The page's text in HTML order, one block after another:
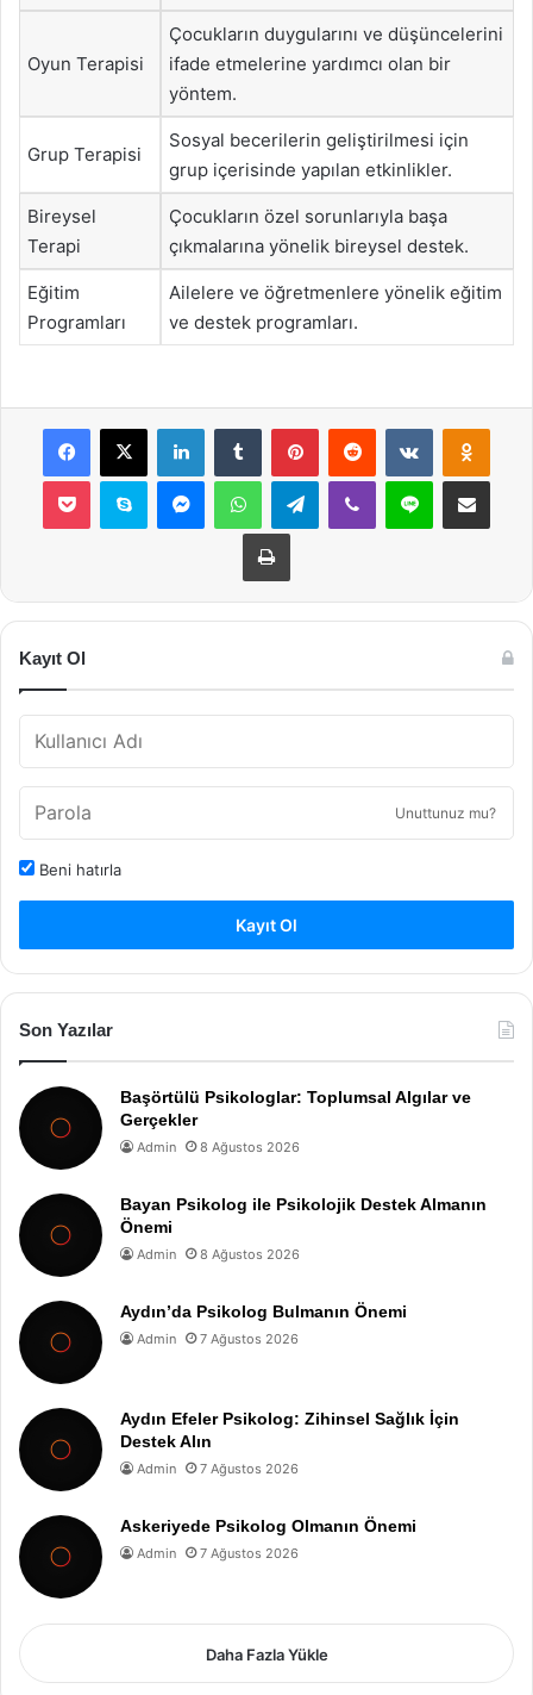
Oyun Terapisi
Çocukların duygularını ve düşüncelerini
ifade etmelerine yardımcı olan bir
yöntem.
Grup Terapisi
Sosyal becerilerin geliştirilmesi için
grup içerisinde yapılan etkinlikler.
Bireysel
Terapi
Çocukların özel sorunlarıyla başa
çıkmalarına yönelik bireysel destek.
Eğitim
Programları
Ailelere ve öğretmenlere yönelik eğitim
ve destek programları.
Facebook
X LinkedInTumblr PinterestReddit VKontakte
Pocket Skype MessengerWhatsAppTelegramViber Line E-Posta ile
Yazdır
Kayıt Ol
Unuttunuz mu?
Beni hatırla
Kayıt Ol
Son Yazılar
Başörtülü Psikologlar: Toplumsal Algılar ve
Gerçekler
Admin 8 Ağustos 2026
Bayan Psikolog ile Psikolojik Destek Almanın
Önemi
Admin 8 Ağustos 2026
Aydın’da Psikolog Bulmanın Önemi
Admin 7 Ağustos 2026
Aydın Efeler Psikolog: Zihinsel Sağlık İçin
Destek Alın
Admin 7 Ağustos 2026
Askeriyede Psikolog Olmanın Önemi
Admin 7 Ağustos 2026
Daha Fazla Yükle